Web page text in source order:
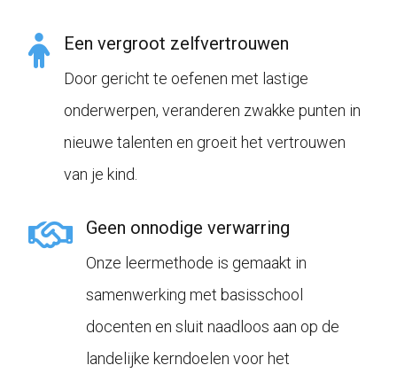
Een vergroot zelfvertrouwen
Door gericht te oefenen met lastige
onderwerpen, veranderen zwakke punten in
nieuwe talenten en groeit het vertrouwen
van je kind.
Geen onnodige verwarring
Onze leermethode is gemaakt in
samenwerking met basisschool
docenten en sluit naadloos aan op de
landelijke kerndoelen voor het